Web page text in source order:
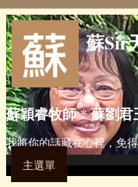
Skip to main content
蘇Sir
蘇穎睿牧師 * 蘇劉君
我將你的話藏在心裡，免
主選單